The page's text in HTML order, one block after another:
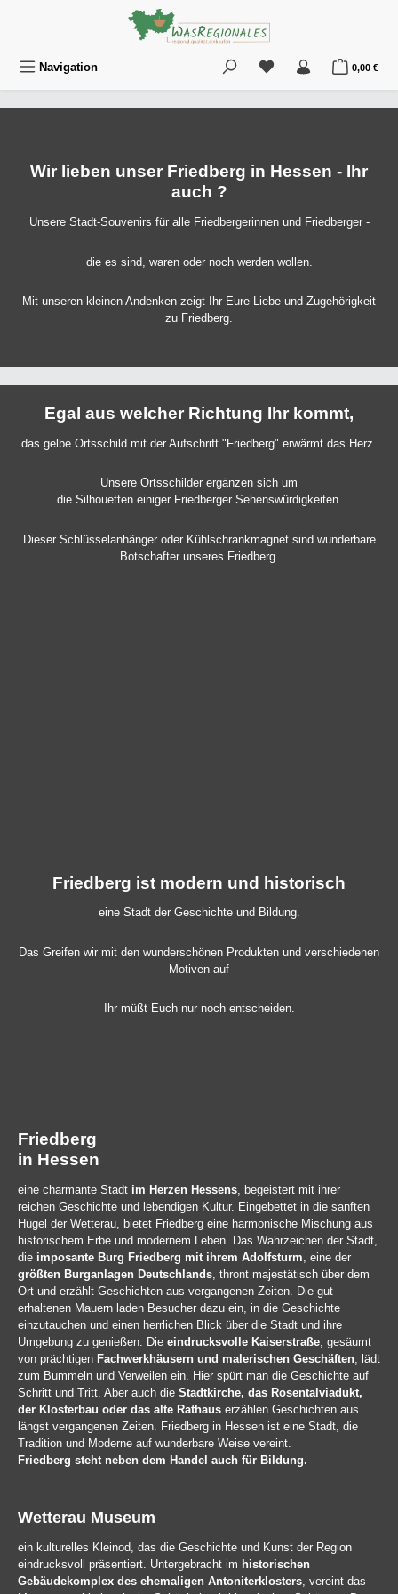
Zum Hauptinhalt springen
Navigation Du hast 0 Produkte
0,00 €
Wir lieben unser Friedberg in Hessen - Ihr
auch ?
Unsere Stadt-Souvenirs für alle Friedbergerinnen und Friedberger -
die es sind, waren oder noch werden wollen.
Mit unseren kleinen Andenken zeigt Ihr Eure Liebe und Zugehörigkeit
zu Friedberg.
Egal aus welcher Richtung Ihr kommt,
das gelbe Ortsschild mit der Aufschrift "Friedberg" erwärmt das Herz.
Unsere Ortsschilder ergänzen sich um
die Silhouetten einiger Friedberger Sehenswürdigkeiten.
Dieser Schlüsselanhänger oder Kühlschrankmagnet sind wunderbare
Botschafter unseres Friedberg.
Friedberg ist modern und historisch
eine Stadt der Geschichte und Bildung.
Das Greifen wir mit den wunderschönen Produkten und verschiedenen
Motiven auf
Ihr müßt Euch nur noch entscheiden.
Friedberg
in Hessen
eine charmante Stadt im Herzen Hessens , begeistert mit ihrer
reichen Geschichte und lebendigen Kultur. Eingebettet in die sanften
Hügel der Wetterau, bietet Friedberg eine harmonische Mischung aus
historischem Erbe und modernem Leben. Das Wahrzeichen der Stadt,
die imposante Burg Friedberg mit ihrem Adolfsturm , eine der
größten Burganlagen Deutschlands , thront majestätisch über dem
Ort und erzählt Geschichten aus vergangenen Zeiten. Die gut
erhaltenen Mauern laden Besucher dazu ein, in die Geschichte
einzutauchen und einen herrlichen Blick über die Stadt und ihre
Umgebung zu genießen. Die eindrucksvolle Kaiserstraße , gesäumt
von prächtigen Fachwerkhäusern und malerischen Geschäften , lädt
zum Bummeln und Verweilen ein. Hier spürt man die Geschichte auf
Schritt und Tritt. Aber auch die Stadtkirche, das Rosentalviadukt,
der Klosterbau oder das alte Rathaus erzählen Geschichten aus
längst vergangenen Zeiten. Friedberg in Hessen ist eine Stadt, die
Tradition und Moderne auf wunderbare Weise vereint.
Friedberg steht neben dem Handel auch für Bildung.
Wetterau Museum
ein kulturelles Kleinod, das die Geschichte und Kunst der Region
eindrucksvoll präsentiert. Untergebracht im historischen
Gebäudekomplex des ehemaligen Antoniterklosters, vereint das